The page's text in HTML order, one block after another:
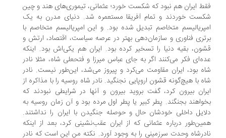
ایران هم نبود که شکست خورد؛ عثمانی، تیموری‌های هند و چین
خوردند و تمام آفریقا مستعمره شد. دنیای مدرن به یک
متخاصم تبدیل شده بود. و این امپریالیسم متخاصم با
فناوری و سازمان‌دهی بهتر در عرصه سیاست، اقتصاد، ارتش و
بقیه دنیا را تسخیر کرده بود. ایران هم یکی‌اش بود. اینکه
فکر می‌کنند اگر به‌ جای عباس میرزا و فتحعلی شاه، مثلا نادر
بود، ایران مقاومت می‌کرد و پیروز می‌شد، این‌طور نیست. نادر
با هیچ‌گونه قشون اروپایی نجنگید. نادر شاه روسیه را با مذاکره از
بیرون کرد، گفت بروید بیرون و آنها در شرایطی نبودند که
بجنگند. پطر کبیر یا پطر اول مرده بود و آن زمان روسیه به
داخلی خودشان حال و حوصله جنگیدن با ایران را نداشتند.
درباره عثمانی که از ایران عقب‌نشینی کرد، بعد از اینکه
وحدت سرزمینی را به وجود آورد. نکته من این است که نادر